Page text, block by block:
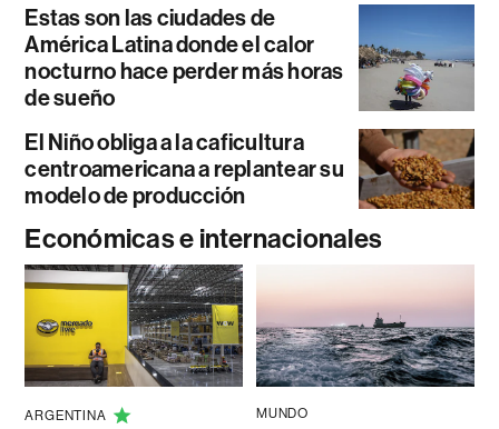
Estas son las ciudades de
América Latina donde el calor
nocturno hace perder más horas
de sueño
El Niño obliga a la caficultura
centroamericana a replantear su
modelo de producción
Económicas e internacionales
ARGENTINA MUNDO